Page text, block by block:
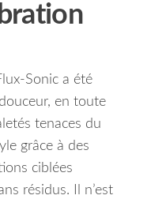
Sonic a été
en toute
tenaces du
grâce à des
ciblées
résidus.
Il n’est